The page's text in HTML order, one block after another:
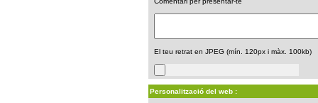
El teu retrat en JPEG (mín. 120px i màx. 100kb)
Personalització del web :